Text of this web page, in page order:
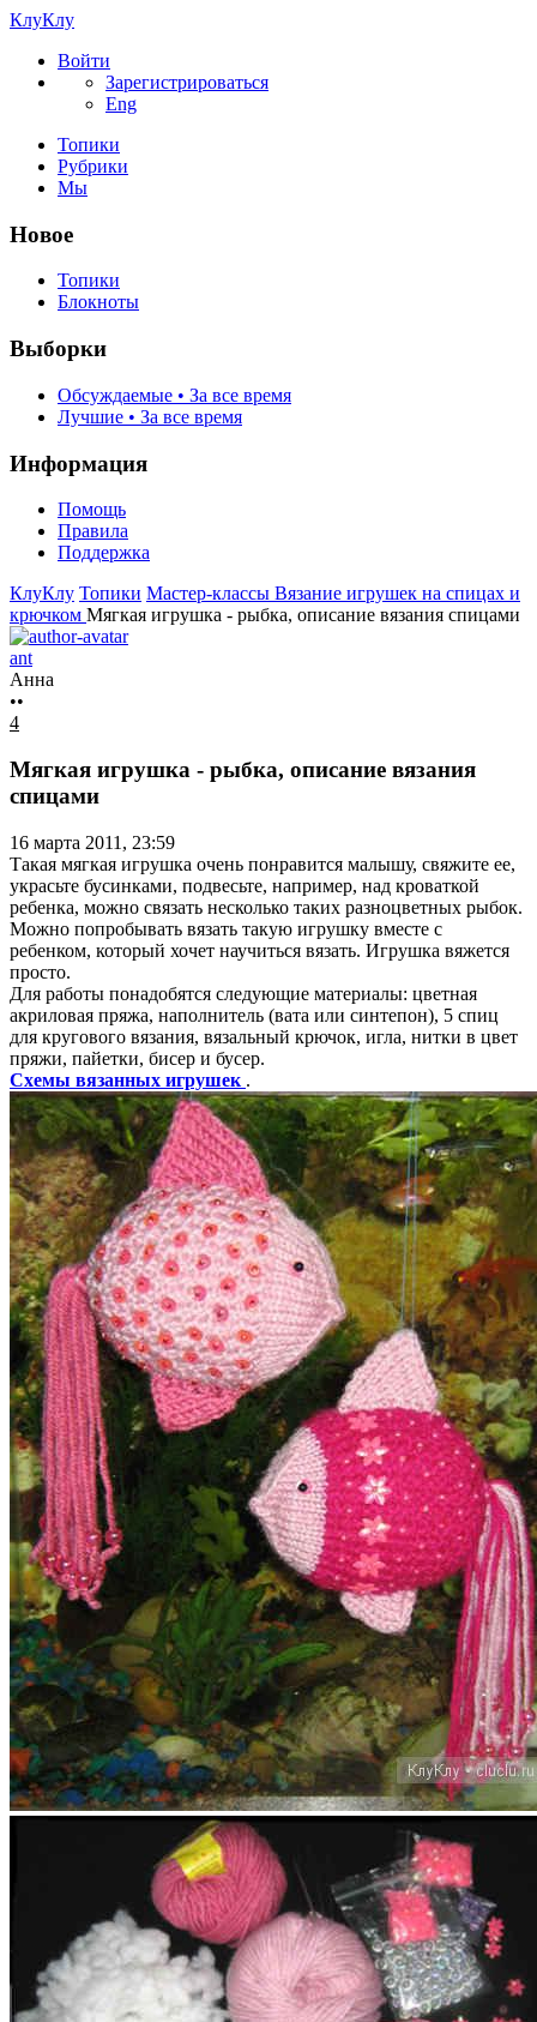
КлуКлу
Войти
Зарегистрироваться
Eng
Топики
Рубрики
Мы
Новое
Топики
Блокноты
Выборки
Обсуждаемые • За все время
Лучшие • За все время
Информация
Помощь
Правила
Поддержка
КлуКлу Топики Мастер-классы Вязание игрушек на спицах и
крючком Мягкая игрушка - рыбка, описание вязания спицами
ant
Анна
••
4
Мягкая игрушка - рыбка, описание вязания
спицами
16 марта 2011, 23:59
Такая мягкая игрушка очень понравится малышу, свяжите ее,
украсьте бусинками, подвесьте, например, над кроваткой
ребенка, можно связать несколько таких разноцветных рыбок.
Можно попробывать вязать такую игрушку вместе с
ребенком, который хочет научиться вязать. Игрушка вяжется
просто.
Для работы понадобятся следующие материалы: цветная
акриловая пряжа, наполнитель (вата или синтепон), 5 спиц
для кругового вязания, вязальный крючок, игла, нитки в цвет
пряжи, пайетки, бисер и бусер.
Схемы вязанных игрушек .